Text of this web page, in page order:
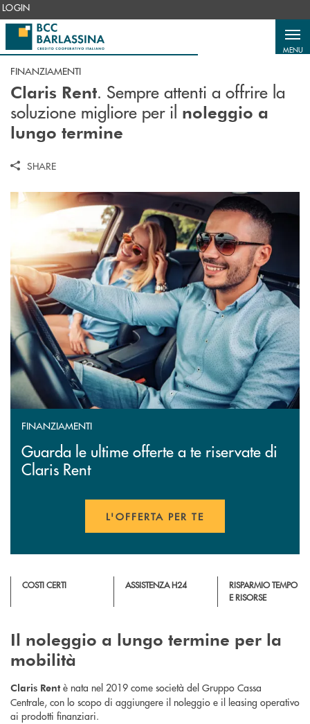
Salta al contenuto principale
LOGIN
MENU
FINANZIAMENTI
Claris Rent. Sempre attenti a offrire la
soluzione migliore per il noleggio a
lungo termine
SHARE
FINANZIAMENTI
Guarda le ultime offerte a te riservate di
Claris Rent
L'OFFERTA PER TE
COSTI CERTI ASSISTENZA H24
RISPARMIO TEMPO
E RISORSE
Il noleggio a lungo termine per la
mobilità
Claris Rent è nata nel 2019 come società del Gruppo Cassa
Centrale, con lo scopo di aggiungere il noleggio e il leasing operativo
ai prodotti finanziari.